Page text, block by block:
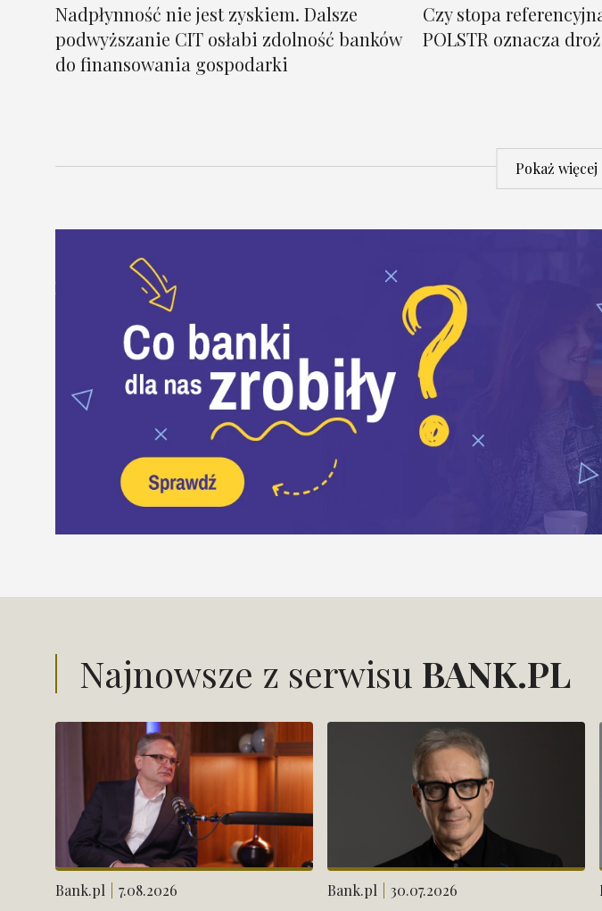
Nadpłynność nie jest zyskiem. Dalsze
podwyższanie CIT osłabi zdolność banków
do finansowania gospodarki
Czy stopa
POLSTR oznacza
Pokaż
Najnowsze z serwisu BANK.PL
Bank.pl 7.08.2026 Bank.pl 30.07.2026